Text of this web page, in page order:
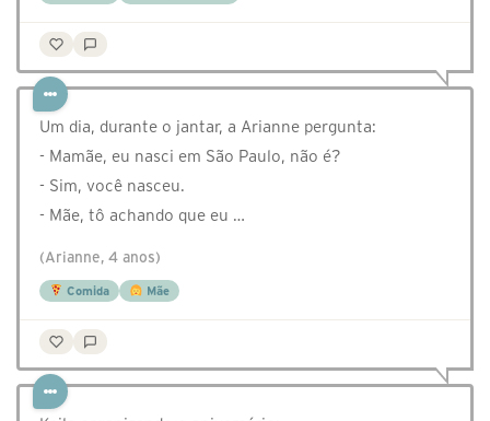
Um dia, durante o jantar, a Arianne pergunta:
- Mamãe, eu nasci em São Paulo, não é?
- Sim, você nasceu.
- Mãe, tô achando que eu …
(Arianne, 4 anos)
Comida Mãe